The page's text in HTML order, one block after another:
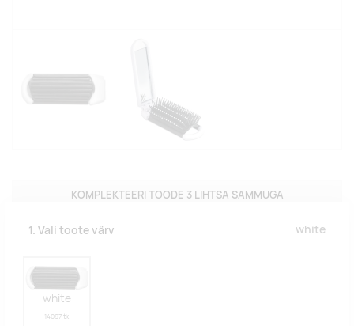
KOMPLEKTEERI TOODE 3 LIHTSA SAMMUGA
1. Vali toote värv white
white
14097 tk